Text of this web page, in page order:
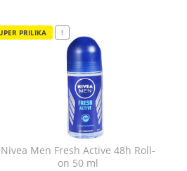
PRILIKA !
Nivea Men Fresh Active 48h Roll-
on 50 ml